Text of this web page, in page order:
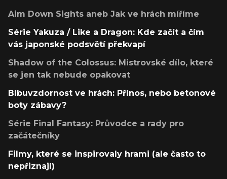
Aim Down Sights aneb Jak ve hrách míříme
Série Yakuza / Like a Dragon: Kde začít a čím
vás japonské podsvětí překvapí
Shadow of the Colossus: Mistrovské dílo, které
se jen tak nebude opakovat
Blbuvzdornost ve hrách: Přínos, nebo betonové
boty zábavy?
Série Final Fantasy: Průvodce a rady pro
začátečníky
Filmy, které se inspirovaly hrami (ale často to
nepřiznají)